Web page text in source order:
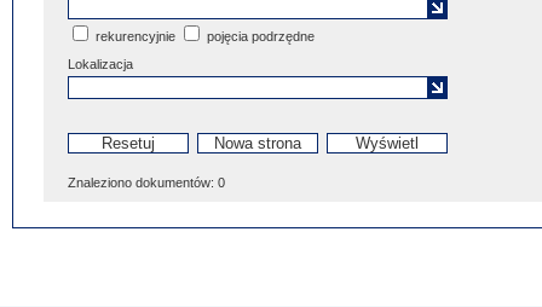
rekurencyjnie
pojęcia podrzędne
Lokalizacja
Znaleziono dokumentów: 0